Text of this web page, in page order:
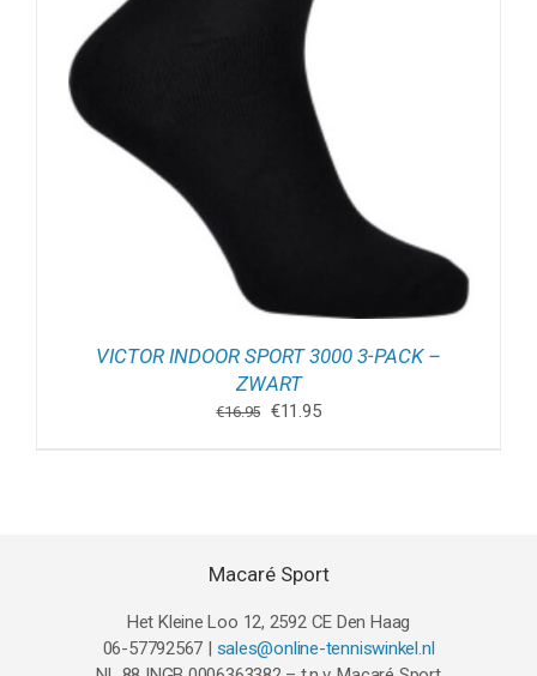
VICTOR INDOOR SPORT 3000 3-PACK –
ZWART
€16.95 Oorspronkelijke
€11.95Huidige
Macaré Sport
Het Kleine Loo 12, 2592 CE Den Haag
06-57792567 | sales@online-tenniswinkel.nl